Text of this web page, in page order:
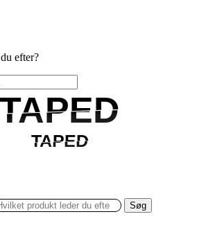
efter?
TAPED
TAPED
TAPED
TAPED
Søg